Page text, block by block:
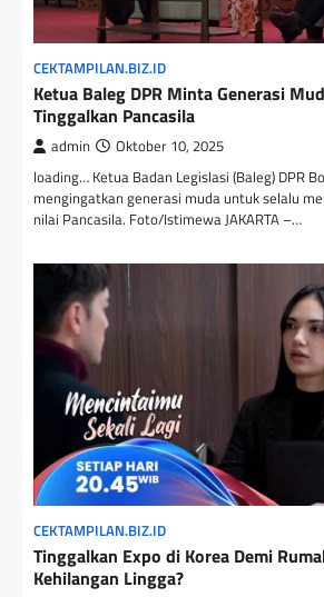
CEKTAMPILAN.BIZ.ID
Ketua Baleg DPR Minta Generasi
Tinggalkan Pancasila
admin Oktober 10, 2025
loading… Ketua Badan Legislasi (Baleg) DPR
mengingatkan generasi muda untuk selalu
nilai Pancasila. Foto/Istimewa JAKARTA –…
CEKTAMPILAN.BIZ.ID
Tinggalkan Expo di Korea Demi
Kehilangan Lingga?